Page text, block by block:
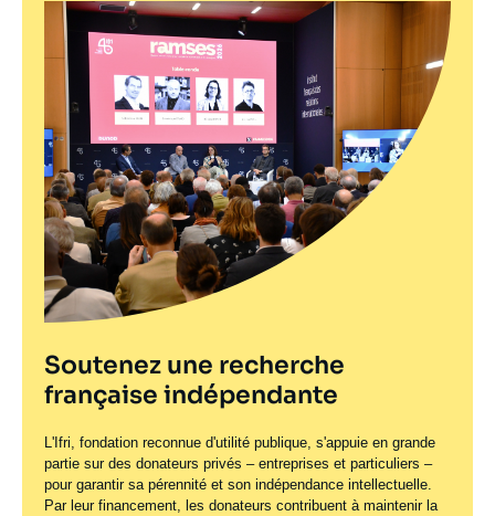
Soutenez une recherche
française indépendante
L'Ifri, fondation reconnue d'utilité publique, s'appuie en grande
partie sur des donateurs privés – entreprises et particuliers –
pour garantir sa pérennité et son indépendance intellectuelle.
Par leur financement, les donateurs contribuent à maintenir la